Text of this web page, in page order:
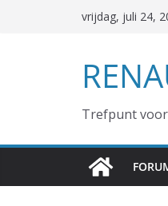
vrijdag, juli 24,
Trefpunt